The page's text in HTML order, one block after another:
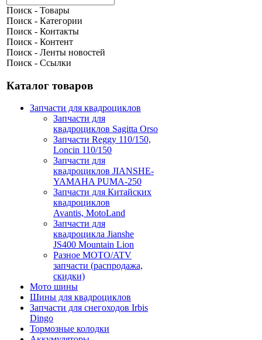
Поиск - Товары
Поиск - Категории
Поиск - Контакты
Поиск - Контент
Поиск - Ленты новостей
Поиск - Ссылки
Каталог товаров
Запчасти для квадроциклов
Запчасти для
квадроциклов Sagitta Orso
Запчасти Reggy 110/150,
Loncin 110/150
Запчасти для
квадроциклов JIANSHE-
YAMAHA PUMA-250
Запчасти для Китайских
квадроциклов
Avantis, MotoLand
Запчасти для
квадроцикла Jianshe
JS400 Mountain Lion
Разное МОТО/ATV
запчасти (распродажа,
скидки)
Мото шины
Шины для квадроциклов
Запчасти для снегоходов Irbis
Dingo
Тормозные колодки